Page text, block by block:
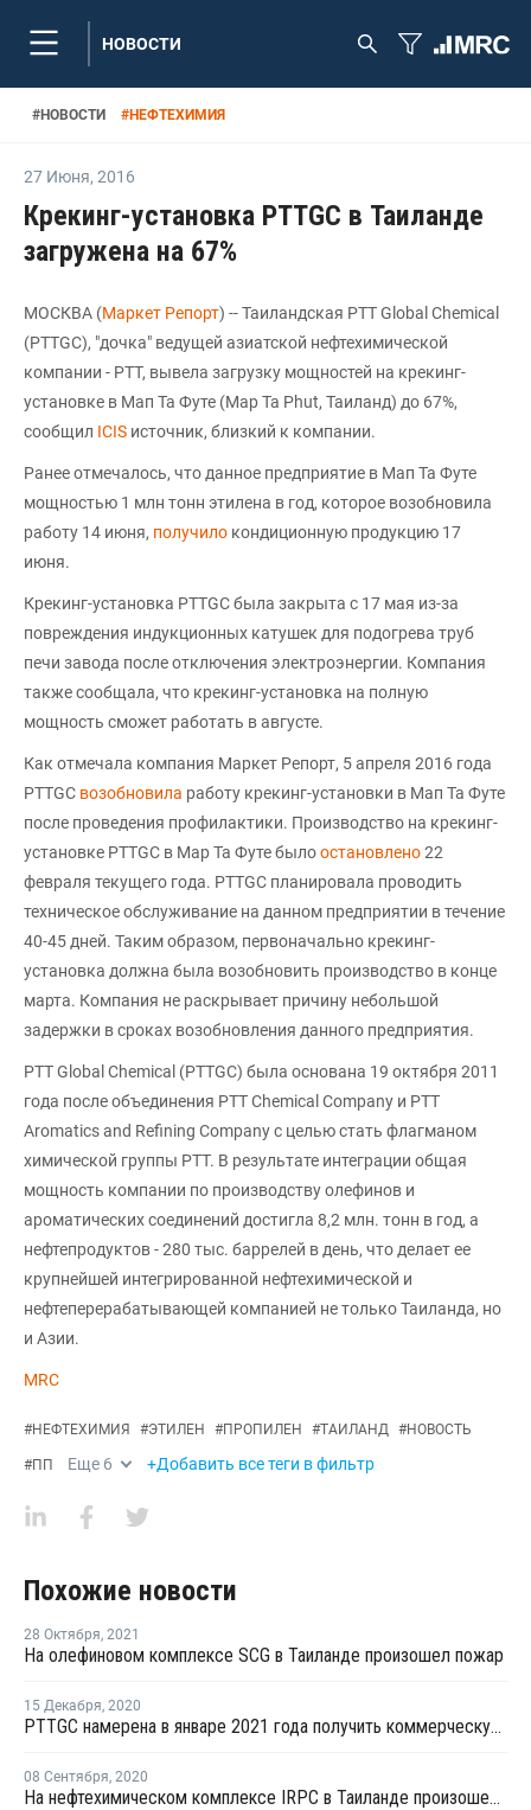
НОВОСТИ
#НОВОСТИ #НЕФТЕХИМИЯ
27 Июня, 2016
Крекинг-установка PTTGC в Таиланде
загружена на 67%
МОСКВА (Маркет Репорт) -- Таиландская PTT Global Chemical
(PTTGC), "дочка" ведущей азиатской нефтехимической
компании - PTT, вывела загрузку мощностей на крекинг-
установке в Мап Та Футе (Map Ta Phut, Таиланд) до 67%,
сообщил ICIS источник, близкий к компании.
Ранее отмечалось, что данное предприятие в Мап Та Футе
мощностью 1 млн тонн этилена в год, которое возобновила
работу 14 июня, получило кондиционную продукцию 17
июня.
Крекинг-установка PTTGC была закрыта с 17 мая из-за
повреждения индукционных катушек для подогрева труб
печи завода после отключения электроэнергии. Компания
также сообщала, что крекинг-установка на полную
мощность сможет работать в августе.
Как отмечала компания Маркет Репорт, 5 апреля 2016 года
PTTGC возобновила работу крекинг-установки в Мап Та Футе
после проведения профилактики. Производство на крекинг-
установке PTTGC в Мар Та Футе былоостановлено22
февраля текущего года. PTTGC планировала проводить
техническое обслуживание на данном предприятии в течение
40-45 дней. Таким образом, первоначально крекинг-
установка должна была возобновить производство в конце
марта. Компания не раскрывает причину небольшой
задержки в сроках возобновления данного предприятия.
PTT Global Chemical (PTTGC) была основана 19 октября 2011
года после объединения PTT Chemical Company и PTT
Aromatics and Refining Company с целью стать флагманом
химической группы PTT. В результате интеграции общая
мощность компании по производству олефинов и
ароматических соединений достигла 8,2 млн. тонн в год, а
нефтепродуктов - 280 тыс. баррелей в день, что делает ее
крупнейшей интегрированной нефтехимической и
нефтеперерабатывающей компанией не только Таиланда, но
и Азии.
MRC
#НЕФТЕХИМИЯ #ЭТИЛЕН #ПРОПИЛЕН #ТАИЛАНД #НОВОСТЬ
#ПП Еще 6 +Добавить все теги в фильтр
Похожие новости
28 Октября, 2021
На олефиновом комплексе SCG в Таиланде произошел пожар
15 Декабря, 2020
PTTGC намерена в январе 2021 года получить коммерческую продукцию на новой крекинг-установке в Таиланде
08 Сентября, 2020
На нефтехимическом комплексе IRPC в Таиланде произошел пожар